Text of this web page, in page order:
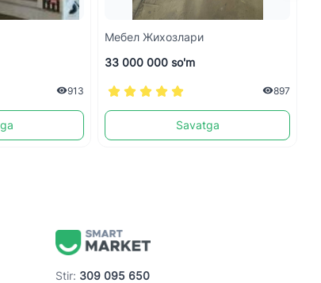
913
Мебел Жихозлари
33 000 000 so'm
897
Savatga
Stir: 309 095 650